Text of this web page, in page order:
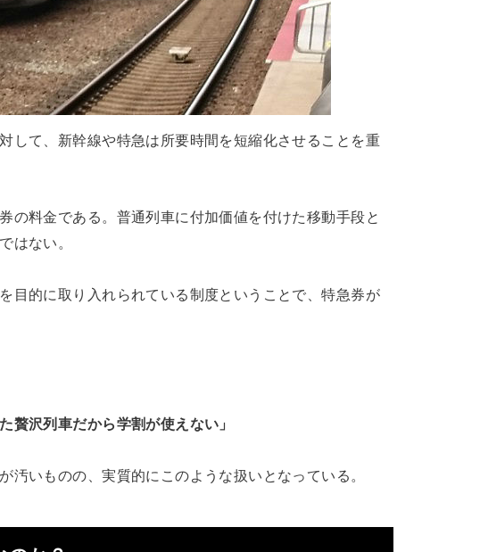
して、新幹線や特急は所要時間を短縮化させることを重
の料金である。普通列車に付加価値を付けた移動手段と
はない。
目的に取り入れられている制度ということで、特急券が
贅沢列車だから学割が使えない」
汚いものの、実質的にこのような扱いとなっている。